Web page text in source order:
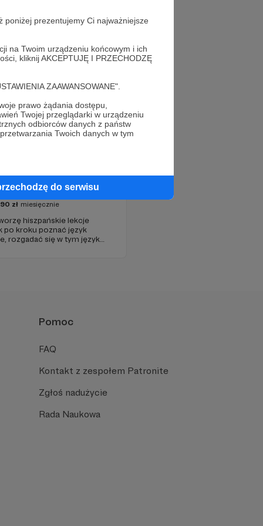
poniżej prezentujemy Ci najważniejsze
na Twoim urządzeniu końcowym i ich
kliknij AKCEPTUJĘ I PRZECHODZĘ
ZAAWANSOWANE".
prawo żądania dostępu,
Twojej przeglądarki w urządzeniu
odbiorców danych z państw
Twoich danych w tym
do serwisu
| Ola Wójcicka
zł miesięcznie
hiszpańskie lekcje
po kroku poznać język
rozgadać się w tym języku!
Pomoc
FAQ
Kontakt z zespołem Patronite
Zgłoś nadużycie
Rada Naukowa